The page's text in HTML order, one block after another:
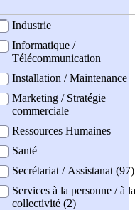
Industrie
Informatique /
Télécommunication
Installation / Maintenance
Marketing / Stratégie
commerciale
Ressources Humaines
Santé
Secrétariat / Assistanat (97)
Services à la personne / à la
collectivité (2)